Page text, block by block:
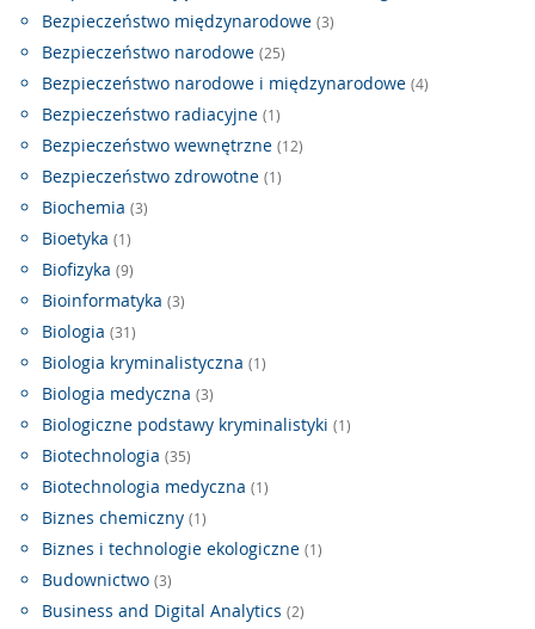
Bezpieczeństwo międzynarodowe (3)
Bezpieczeństwo narodowe (25)
Bezpieczeństwo narodowe i międzynarodowe (4)
Bezpieczeństwo radiacyjne (1)
Bezpieczeństwo wewnętrzne (12)
Bezpieczeństwo zdrowotne (1)
Biochemia (3)
Bioetyka (1)
Biofizyka (9)
Bioinformatyka (3)
Biologia (31)
Biologia kryminalistyczna (1)
Biologia medyczna (3)
Biologiczne podstawy kryminalistyki (1)
Biotechnologia (35)
Biotechnologia medyczna (1)
Biznes chemiczny (1)
Biznes i technologie ekologiczne (1)
Budownictwo (3)
Business and Digital Analytics (2)